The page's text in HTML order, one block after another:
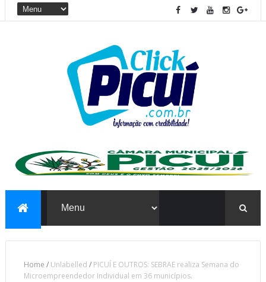
Home /Unlabelled / PICUÍ E OUTROS: SEBRAE realiza Semana do
Microempreendedor Individual em 36 municípios.